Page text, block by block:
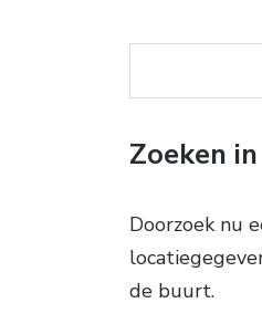
Zoeken
Doorzoek nu
de buurt.